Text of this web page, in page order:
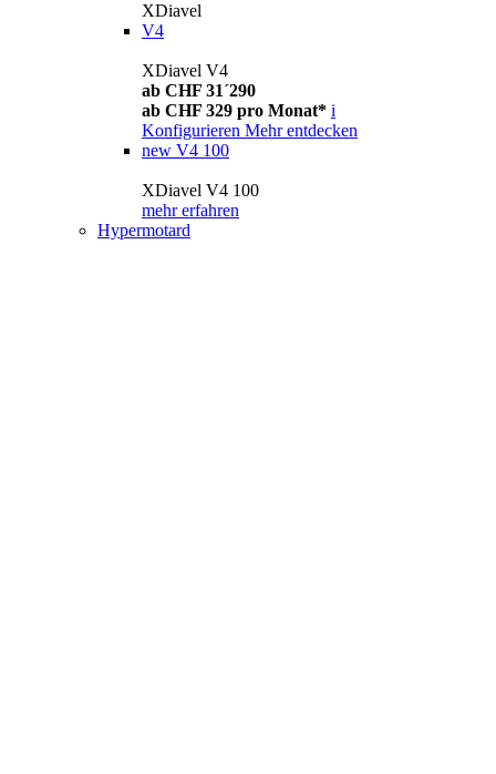
XDiavel
V4
XDiavel V4
ab CHF 31´290
ab CHF 329 pro Monat* i
Konfigurieren Mehr entdecken
new V4 100
XDiavel V4 100
mehr erfahren
Hypermotard